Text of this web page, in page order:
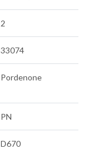
2
33074
Pordenone
PN
D670